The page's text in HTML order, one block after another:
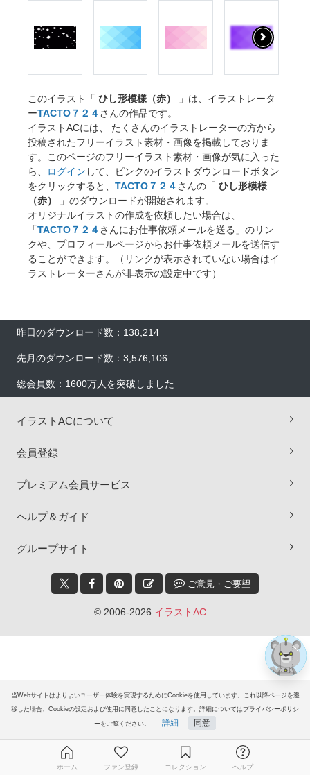
当Webサイトはよりよいユーザー体験を実現するためにCookieを使用しています。これ以降ページを遷
移した場合、Cookieの設定および使用に同意したことになります。詳細についてはプライバシーポリシ
ーをご覧ください。 詳細 同意
このイラスト「 ひし形模様（赤）
」は、イラストレータ
ーTACTO７２４さんの作品です。
イラストACには、 たくさんのイラストレーターの方から
投稿されたフリーイラスト素材・画像を掲載しておりま
す。このページのフリーイラスト素材・画像が気に入った
ら、
ログイン して、ピンクのイラストダウンロードボタン
をクリックすると、 TACTO７２４さんの「 ひし形模様
（赤）
」のダウンロードが開始されます。
オリジナルイラストの作成を依頼したい場合は、
「TACTO７２４さんにお仕事依頼メールを送る」のリン
クや、プロフィールページからお仕事依頼メールを送信す
ることができます。（リンクが表示されていない場合はイ
ラストレーターさんが非表示の設定中です）
昨日のダウンロード数：138,214
先月のダウンロード数：3,576,106
総会員数：1600万人を突破しました
イラストACについて
会員登録
プレミアム会員サービス
ヘルプ＆ガイド
グループサイト
ご意見・ご要望
© 2006-2026 イラストAC
ホーム ファン登録 コレクション ヘルプ